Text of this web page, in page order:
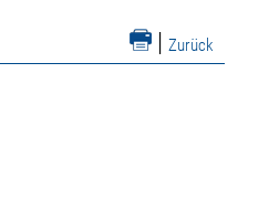
| Zurück